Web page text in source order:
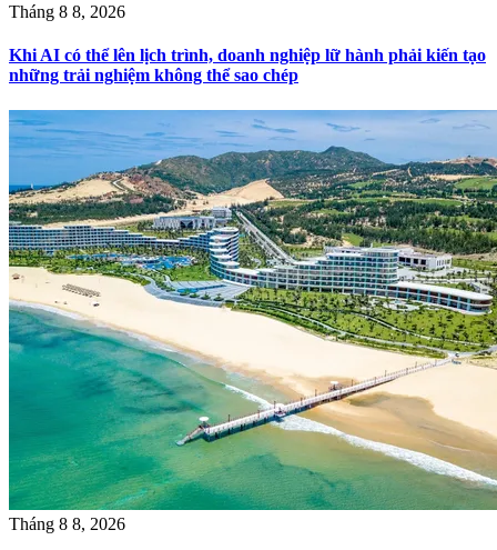
Tháng 8 8, 2026
Khi AI có thể lên lịch trình, doanh nghiệp lữ hành phải kiến tạo
những trải nghiệm không thể sao chép
Tháng 8 8, 2026